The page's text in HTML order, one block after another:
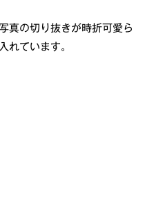
真の切り抜きが時折可愛ら
ています。